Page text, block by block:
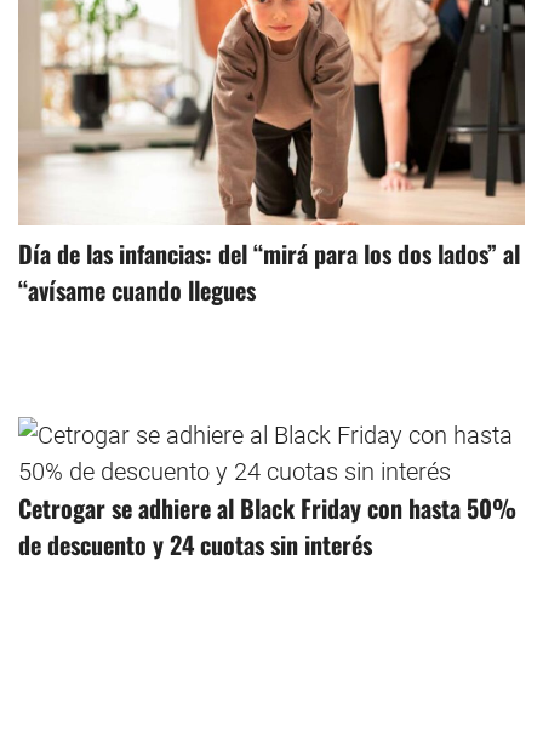
Día de las infancias: del “mirá para los dos lados” al
“avísame cuando llegues
Cetrogar se adhiere al Black Friday con hasta 50%
de descuento y 24 cuotas sin interés